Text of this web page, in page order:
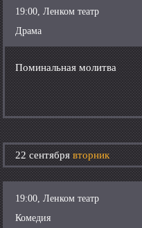
19:00, Ленком театр
Драма
Поминальная молитва
22 сентябрявторник
19:00, Ленком театр
Комедия